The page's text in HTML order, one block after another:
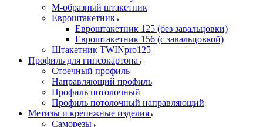
М-образный штакетник
Евроштакетник
Евроштакетник 125 (без завальцовки)
Евроштакетник 156 (с завальцовкой)
Штакетник TWINpro125
Профиль для гипсокартона
Стоечный профиль
Направляющий профиль
Профиль потолочный
Профиль потолочный направляющий
Метизы и крепежные изделия
Саморезы